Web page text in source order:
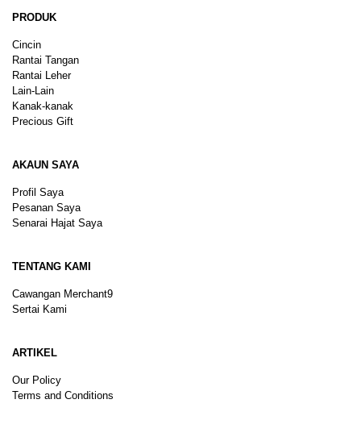
PRODUK
Cincin
Rantai Tangan
Rantai Leher
Lain-Lain
Kanak-kanak
Precious Gift
AKAUN SAYA
Profil Saya
Pesanan Saya
Senarai Hajat Saya
TENTANG KAMI
Cawangan Merchant9
Sertai Kami
ARTIKEL
Our Policy
Terms and Conditions